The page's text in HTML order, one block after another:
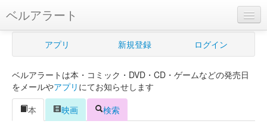
ベルアラート
ベルアラートとは
新規登録
ログイン
アプリ 新規登録 ログイン
ベルアラートは本・コミック・DVD・CD・ゲームなどの発売日
をメールやアプリ にてお知らせします
本
映画 検索